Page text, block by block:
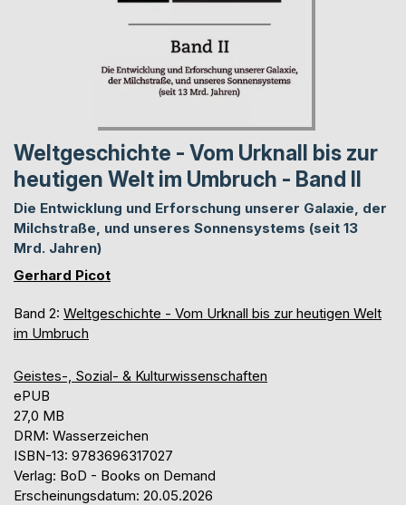
Weltgeschichte - Vom Urknall bis zur
heutigen Welt im Umbruch - Band II
Die Entwicklung und Erforschung unserer Galaxie, der
Milchstraße, und unseres Sonnensystems (seit 13
Mrd. Jahren)
Gerhard Picot
Band 2: Weltgeschichte - Vom Urknall bis zur heutigen Welt
im Umbruch
Geistes-, Sozial- & Kulturwissenschaften
ePUB
27,0 MB
DRM: Wasserzeichen
ISBN-13: 9783696317027
Verlag: BoD - Books on Demand
Erscheinungsdatum: 20.05.2026